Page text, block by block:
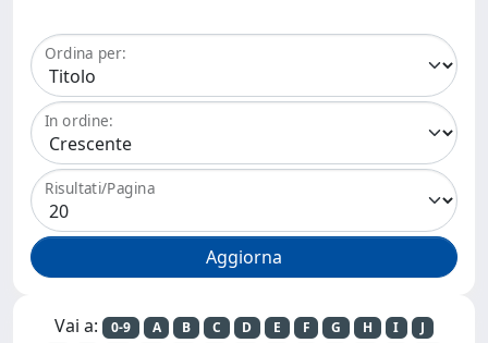
Ordina per:
In ordine:
Risultati/Pagina
Vai a: 0-9 A B C D E F G H I
J